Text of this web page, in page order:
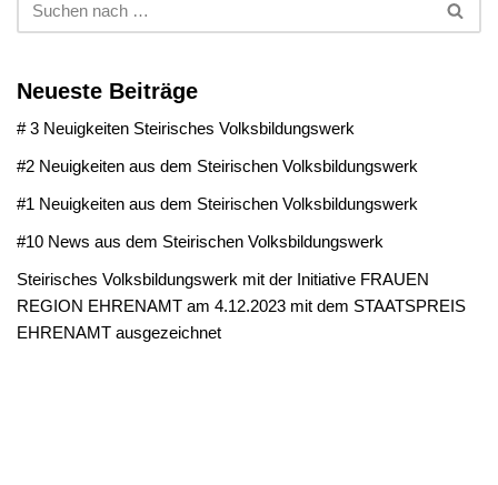
Neueste Beiträge
# 3 Neuigkeiten Steirisches Volksbildungswerk
#2 Neuigkeiten aus dem Steirischen Volksbildungswerk
#1 Neuigkeiten aus dem Steirischen Volksbildungswerk
#10 News aus dem Steirischen Volksbildungswerk
Steirisches Volksbildungswerk mit der Initiative FRAUEN
REGION EHRENAMT am 4.12.2023 mit dem STAATSPREIS
EHRENAMT ausgezeichnet